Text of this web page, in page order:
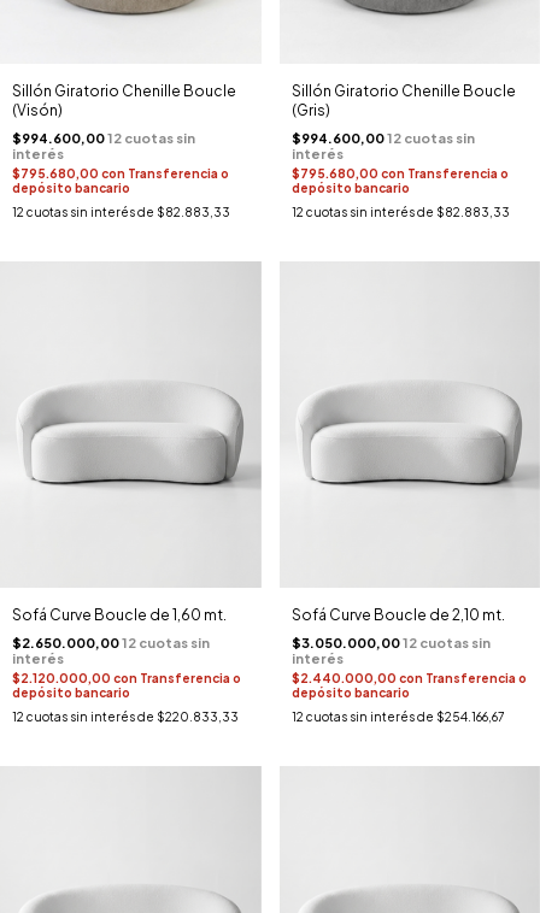
Sillón Giratorio Chenille Boucle
(Visón)
$994.600,00
$795.680,00 con Transferencia o
depósito bancario
12 cuotas sin interés de $82.883,33
Sillón Giratorio Chenille Boucle
(Gris)
$994.600,00
$795.680,00 con Transferencia o
depósito bancario
12 cuotas sin interés de $82.883,33
Sofá Curve Boucle de 1,60 mt.
$2.650.000,00
$2.120.000,00 con Transferencia o
depósito bancario
12 cuotas sin interés de $220.833,33
Sofá Curve Boucle de 2,10 mt.
$3.050.000,00
$2.440.000,00 con Transferencia o
depósito bancario
12 cuotas sin interés de $254.166,67